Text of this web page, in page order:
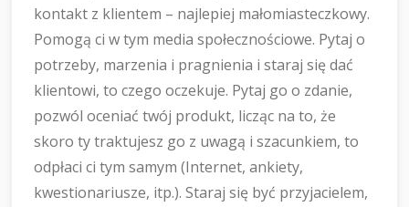
kontakt z klientem – najlepiej małomiasteczkowy.
Pomogą ci w tym media społecznościowe. Pytaj o
potrzeby, marzenia i pragnienia i staraj się dać
klientowi, to czego oczekuje. Pytaj go o zdanie,
pozwól oceniać twój produkt, licząc na to, że
skoro ty traktujesz go z uwagą i szacunkiem, to
odpłaci ci tym samym (Internet, ankiety,
kwestionariusze, itp.). Staraj się być przyjacielem,